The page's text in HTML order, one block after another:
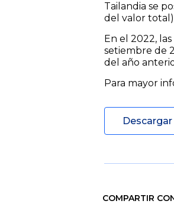
Tailandia se
del valor total)
En el 2022,
setiembre de
del año
Para mayor
COMPARTIR